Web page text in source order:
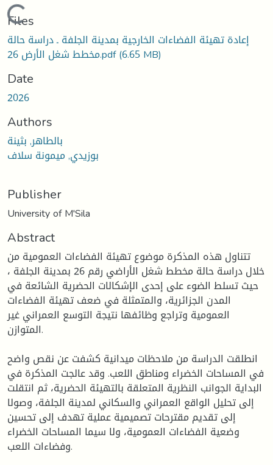
Loading...
Files
إعادة تهيئة الفضاءات الخارجية بمدينة الجلفة ـ دراسة حالة
مخطط شغل الأرض 26.pdf(6.65 MB)
Date
2026
Authors
بالطاهر, بثينة
بوزيدي, ميمونة سلاف
Publisher
University of M'Sila
Abstract
تتناول هذه المذكرة موضوع تهيئة الفضاءات العمومية من
خلال دراسة حالة مخطط شغل الأراضي رقم 26 بمدينة الجلفة ،
حيث تسلط الضوء على إحدى الإشكالات الحضرية الشائعة في
المدن الجزائرية، والمتمثلة في ضعف تهيئة الفضاءات
العمومية وتراجع وظائفها نتيجة التوسع العمراني غير
المتوازن.
انطلقت الدراسة من ملاحظات ميدانية كشفت عن نقص واضح
في المساحات الخضراء ومناطق اللعب. وقد عالجت المذكرة في
البداية الجوانب النظرية المتعلقة بالتهيئة الحضرية، ثم انتقلت
إلى تحليل الواقع العمراني والسكاني لمدينة الجلفة، وصولا
إلى تقديم مقترحات تصميمية عملية تهدف إلى تحسين
وضعية الفضاءات العمومية، ولا سيما المساحات الخضراء
وفضاءات اللعب.